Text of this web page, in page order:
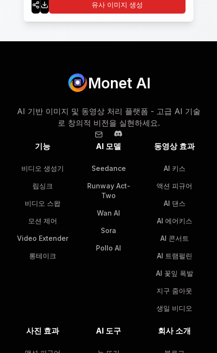
유사 이미지 생성
Monet AI
AI 기반 이미지 및 동영상 처리 플랫폼 - 고급 AI 기술
로 창의적 비전을 실현하세요.
기능
비디오 생성기
립싱크
비디오 스왑
모션 제어
Video Extender
롱테이크
AI 모델
Seedance
Runway Act-
Two
Wan AI
Sora
Pollo AI
동영상 효과
AI 키스
액션 피규어
AI 댄스
AI 에어키스
AI 콘서트
AI 트램펄린
AI 꽃잎 폭발
지구 줌아웃
생일 비디오
사진 효과 AI 도구 회사 소개